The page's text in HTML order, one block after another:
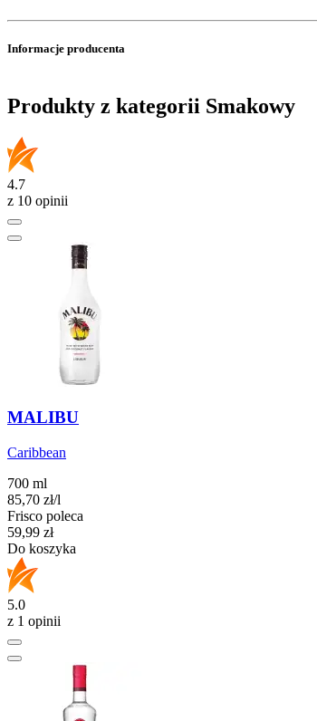
Informacje producenta
Produkty z kategorii Smakowy
4.7
z 10 opinii
MALIBU
Caribbean
700 ml
85,70 zł/l
Frisco poleca
Cena
59,99 zł
Do koszyka
5.0
z 1 opinii